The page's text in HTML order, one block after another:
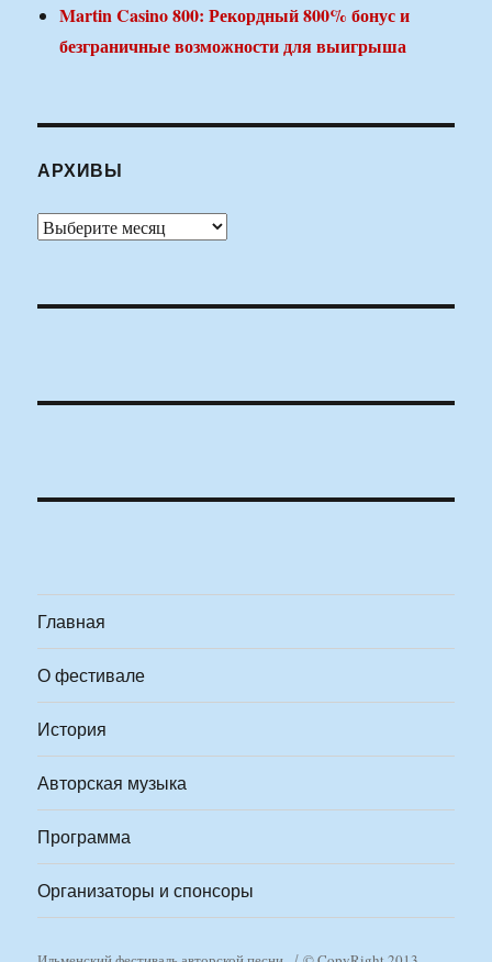
Martin Casino 800: Рекордный 800% бонус и
безграничные возможности для выигрыша
АРХИВЫ
Архивы
Главная
О фестивале
История
Авторская музыка
Программа
Организаторы и спонсоры